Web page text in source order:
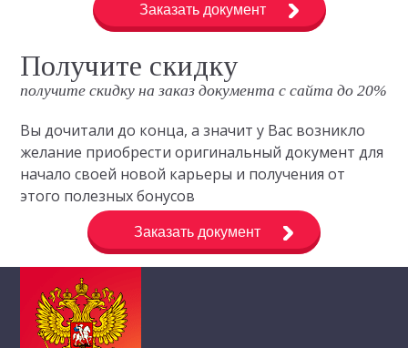
Заказать документ
Получите скидку
получите скидку на заказ документа с сайта до 20%
Вы дочитали до конца, а значит у Вас возникло
желание приобрести оригинальный документ для
начало своей новой карьеры и получения от
этого полезных бонусов
Заказать документ